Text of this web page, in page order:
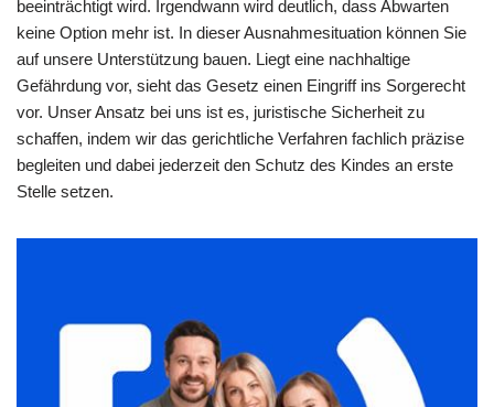
beeinträchtigt wird. Irgendwann wird deutlich, dass Abwarten
keine Option mehr ist. In dieser Ausnahmesituation können Sie
auf unsere Unterstützung bauen. Liegt eine nachhaltige
Gefährdung vor, sieht das Gesetz einen Eingriff ins Sorgerecht
vor. Unser Ansatz bei uns ist es, juristische Sicherheit zu
schaffen, indem wir das gerichtliche Verfahren fachlich präzise
begleiten und dabei jederzeit den Schutz des Kindes an erste
Stelle setzen.